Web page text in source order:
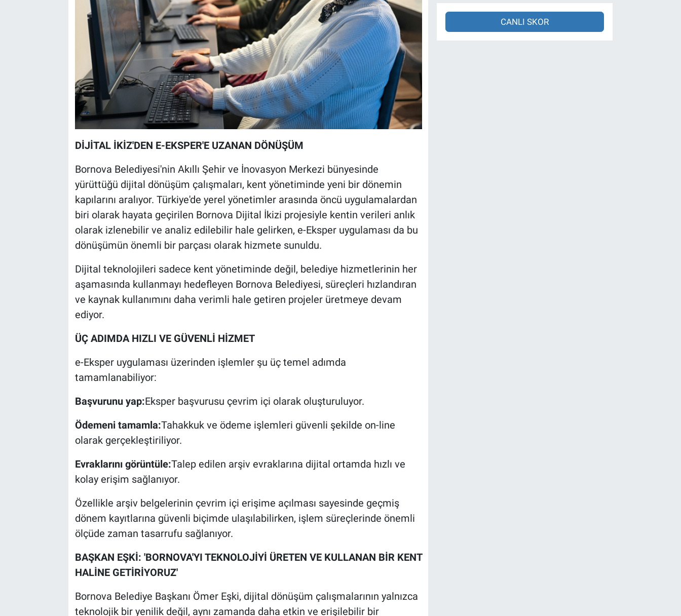
DİJİTAL İKİZ'DEN E-EKSPER'E UZANAN DÖNÜŞÜM
Bornova Belediyesi'nin Akıllı Şehir ve İnovasyon Merkezi bünyesinde
yürüttüğü dijital dönüşüm çalışmaları, kent yönetiminde yeni bir dönemin
kapılarını aralıyor. Türkiye'de yerel yönetimler arasında öncü uygulamalardan
biri olarak hayata geçirilen Bornova Dijital İkizi projesiyle kentin verileri anlık
olarak izlenebilir ve analiz edilebilir hale gelirken, e-Eksper uygulaması da bu
dönüşümün önemli bir parçası olarak hizmete sunuldu.
Dijital teknolojileri sadece kent yönetiminde değil, belediye hizmetlerinin her
aşamasında kullanmayı hedefleyen Bornova Belediyesi, süreçleri hızlandıran
ve kaynak kullanımını daha verimli hale getiren projeler üretmeye devam
ediyor.
ÜÇ ADIMDA HIZLI VE GÜVENLİ HİZMET
e-Eksper uygulaması üzerinden işlemler şu üç temel adımda
tamamlanabiliyor:
Başvurunu yap:Eksper başvurusu çevrim içi olarak oluşturuluyor.
Ödemeni tamamla:Tahakkuk ve ödeme işlemleri güvenli şekilde on-line
olarak gerçekleştiriliyor.
Evraklarını görüntüle:Talep edilen arşiv evraklarına dijital ortamda hızlı ve
kolay erişim sağlanıyor.
Özellikle arşiv belgelerinin çevrim içi erişime açılması sayesinde geçmiş
dönem kayıtlarına güvenli biçimde ulaşılabilirken, işlem süreçlerinde önemli
ölçüde zaman tasarrufu sağlanıyor.
BAŞKAN EŞKİ: 'BORNOVA'YI TEKNOLOJİYİ ÜRETEN VE KULLANAN BİR KENT
HALİNE GETİRİYORUZ'
Bornova Belediye Başkanı Ömer Eşki, dijital dönüşüm çalışmalarının yalnızca
teknolojik bir yenilik değil, aynı zamanda daha etkin ve erişilebilir bir
CANLI SKOR